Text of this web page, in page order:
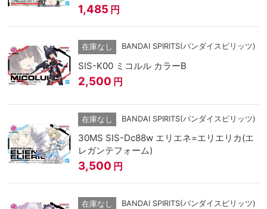
1,485 円
在庫なし BANDAI SPIRITS(バンダイスピリッツ)
SIS-K00 ミコルル カラーB
2,500 円
在庫なし BANDAI SPIRITS(バンダイスピリッツ)
30MS SIS-Dc88w エリエネ=エリエリカ(エ
レガンテフォーム)
3,500 円
在庫なし BANDAI SPIRITS(バンダイスピリッツ)